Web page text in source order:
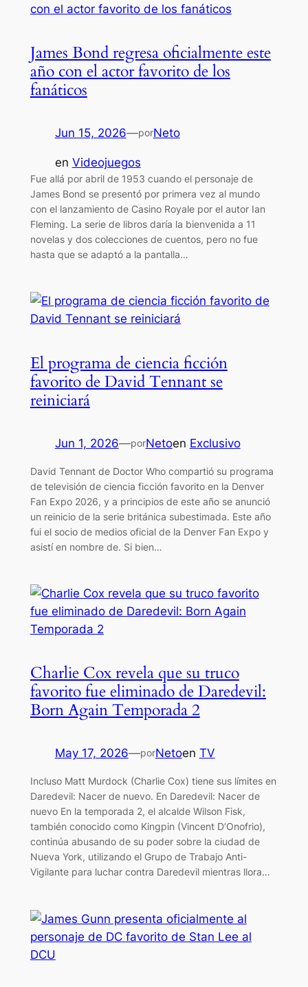
James Bond regresa oficialmente este
año con el actor favorito de los
fanáticos
Jun 15, 2026—porNeto
en Videojuegos
Fue allá por abril de 1953 cuando el personaje de
James Bond se presentó por primera vez al mundo
con el lanzamiento de Casino Royale por el autor Ian
Fleming. La serie de libros daría la bienvenida a 11
novelas y dos colecciones de cuentos, pero no fue
hasta que se adaptó a la pantalla…
El programa de ciencia ficción
favorito de David Tennant se
reiniciará
Jun 1, 2026—porNetoen Exclusivo
David Tennant de Doctor Who compartió su programa
de televisión de ciencia ficción favorito en la Denver
Fan Expo 2026, y a principios de este año se anunció
un reinicio de la serie británica subestimada. Este año
fui el socio de medios oficial de la Denver Fan Expo y
asistí en nombre de. Si bien…
Charlie Cox revela que su truco
favorito fue eliminado de Daredevil:
Born Again Temporada 2
May 17, 2026—porNetoen TV
Incluso Matt Murdock (Charlie Cox) tiene sus límites en
Daredevil: Nacer de nuevo. En Daredevil: Nacer de
nuevo En la temporada 2, el alcalde Wilson Fisk,
también conocido como Kingpin (Vincent D’Onofrio),
continúa abusando de su poder sobre la ciudad de
Nueva York, utilizando el Grupo de Trabajo Anti-
Vigilante para luchar contra Daredevil mientras llora…